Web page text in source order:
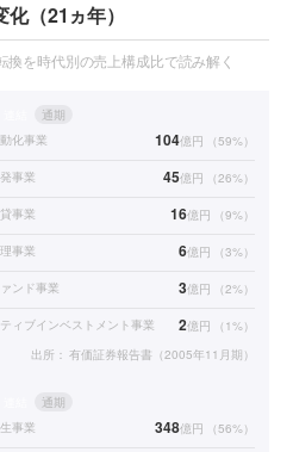
（21ヵ年）
換を時代別の売上構成比で読み解く
通期
化事業
104億円 （59%）
事業 45億円 （26%）
事業 16億円 （9%）
事業 6億円 （3%）
ンド事業 3億円 （2%）
ィブインベストメント事業 2億円 （ 1%）
出所： 有価証券報告書（2005年11月期）
通期
事業
348億円 （56%）